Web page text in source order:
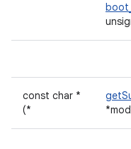
const char *
(*